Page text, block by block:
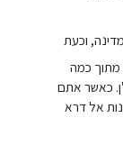
וכעת
מתוך כמה
כאשר אתם
אל דרא